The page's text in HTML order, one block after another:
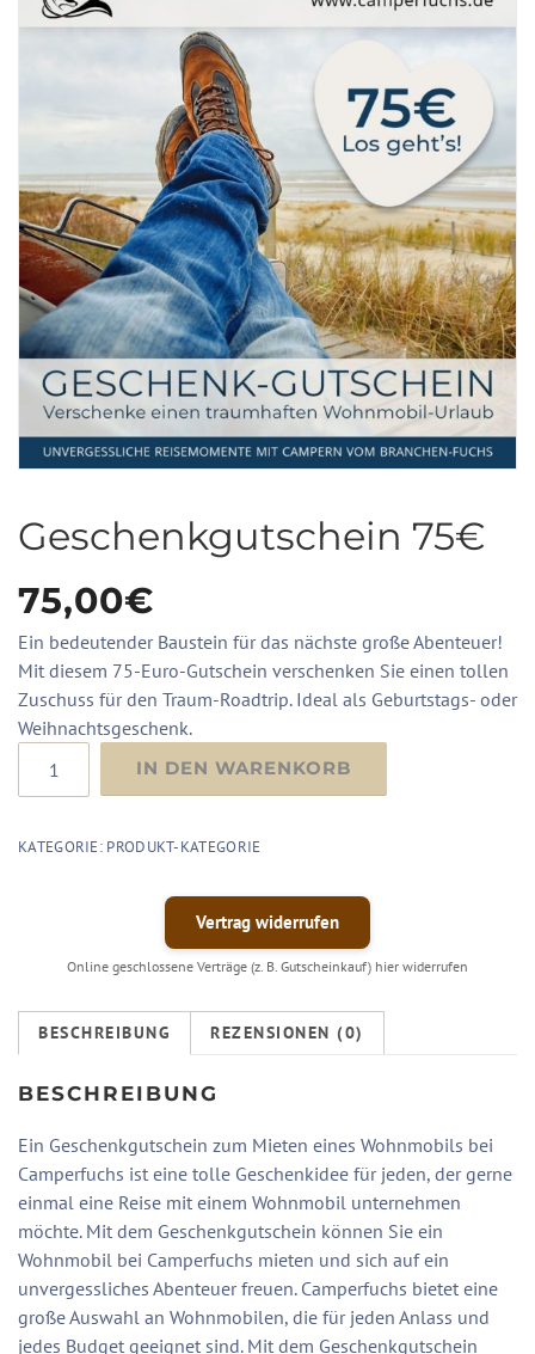
Geschenkgutschein 75€
75,00€
Ein bedeutender Baustein für das nächste große Abenteuer!
Mit diesem 75-Euro-Gutschein verschenken Sie einen tollen
Zuschuss für den Traum-Roadtrip. Ideal als Geburtstags- oder
Weihnachtsgeschenk.
Geschenkgutschein
IN DEN WARENKORB
KATEGORIE: PRODUKT-KATEGORIE
Vertrag widerrufen
Online geschlossene Verträge (z. B. Gutscheinkauf) hier widerrufen
BESCHREIBUNG REZENSIONEN (0)
BESCHREIBUNG
Ein Geschenkgutschein zum Mieten eines Wohnmobils bei
Camperfuchs ist eine tolle Geschenkidee für jeden, der gerne
einmal eine Reise mit einem Wohnmobil unternehmen
möchte. Mit dem Geschenkgutschein können Sie ein
Wohnmobil bei Camperfuchs mieten und sich auf ein
unvergessliches Abenteuer freuen. Camperfuchs bietet eine
große Auswahl an Wohnmobilen, die für jeden Anlass und
jedes Budget geeignet sind. Mit dem Geschenkgutschein